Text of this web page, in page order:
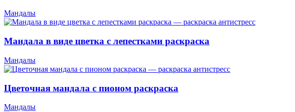
Мандалы
Мандала в виде цветка с лепестками раскраска
Мандалы
Цветочная мандала с пионом раскраска
Мандалы